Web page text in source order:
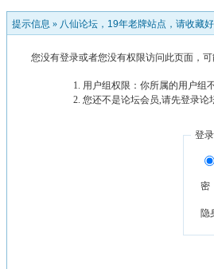
提示信息 » 八仙论坛，19年老牌站点，请收藏
您没有登录或者您没有权限访问此页面，
用户组权限：你所属的用户组
您还不是论坛会员,请先登录论
登录
密
隐